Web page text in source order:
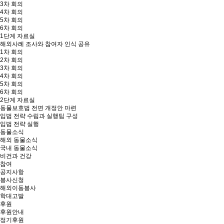
3차 회의
4차 회의
5차 회의
6차 회의
1단계 자료실
해외사례 조사와 참여자 인식 공유
1차 회의
2차 회의
3차 회의
4차 회의
5차 회의
6차 회의
2단계 자료실
동물보호법 전면 개정안 마련
입법 전략 수립과 실행팀 구성
입법 전략 실행
동물소식
해외 동물소식
국내 동물소식
비건과 건강
참여
공지사항
봉사신청
해외이동봉사
학대고발
후원
후원안내
정기후원